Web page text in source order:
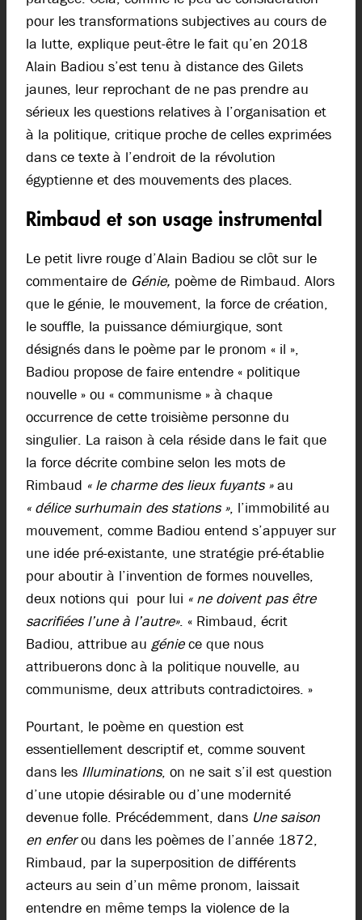
pour les transformations subjectives au cours de
la lutte, explique peut-être le fait qu’en 2018
Alain Badiou s’est tenu à distance des Gilets
jaunes, leur reprochant de ne pas prendre au
sérieux les questions relatives à l’organisation et
à la politique, critique proche de celles exprimées
dans ce texte à l’endroit de la révolution
égyptienne et des mouvements des places.
Rimbaud et son usage instrumental
Le petit livre rouge d’Alain Badiou se clôt sur le
commentaire de Génie, poème de Rimbaud. Alors
que le génie, le mouvement, la force de création,
le souffle, la puissance démiurgique, sont
désignés dans le poème par le pronom « il »,
Badiou propose de faire entendre « politique
nouvelle » ou « communisme » à chaque
occurrence de cette troisième personne du
singulier. La raison à cela réside dans le fait que
la force décrite combine selon les mots de
Rimbaud « le charme des lieux fuyants »au
« délice surhumain des stations », l’immobilité au
mouvement, comme Badiou entend s’appuyer sur
une idée pré-existante, une stratégie pré-établie
pour aboutir à l’invention de formes nouvelles,
deux notions qui pour lui « ne doivent pas être
sacrifiées l’une à l’autre». « Rimbaud, écrit
Badiou, attribue au géniece que nous
attribuerons donc à la politique nouvelle, au
communisme, deux attributs contradictoires. »
Pourtant, le poème en question est
essentiellement descriptif et, comme souvent
dans les Illuminations, on ne sait s’il est question
d’une utopie désirable ou d’une modernité
devenue folle. Précédemment, dans Une saison
en enferou dans les poèmes de l’année 1872,
Rimbaud, par la superposition de différents
acteurs au sein d’un même pronom, laissait
entendre en même temps la violence de la